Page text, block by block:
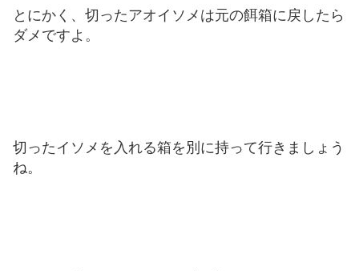
とにかく、切ったアオイソメは元の餌箱に戻したら
ダメですよ。
切ったイソメを入れる箱を別に持って行きましょう
ね。